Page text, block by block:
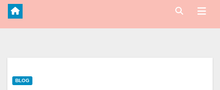
BLOG